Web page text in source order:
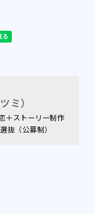
ミ）
＋ストーリー制作
抜（公募制）